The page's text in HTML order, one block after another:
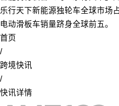
乐行天下新能源独轮车全球市场
电动滑板车销量跻身全球前五。
首页
/
跨境快讯
/
快讯详情